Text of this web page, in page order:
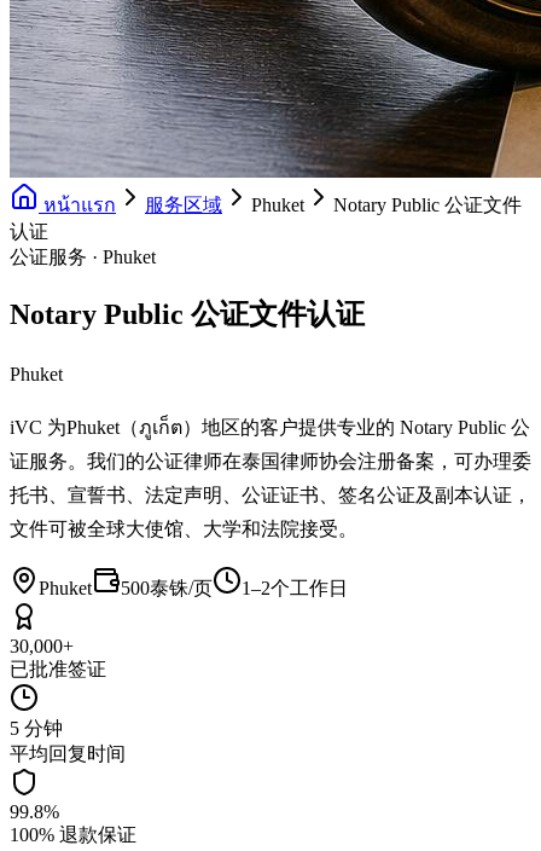
หน้าแรก 服务区域 Phuket
Notary Public 公证文件
认证
公证服务 · Phuket
Notary Public 公证文件认证
Phuket
iVC 为Phuket（ภูเก็ต）地区的客户提供专业的 Notary Public 公
证服务。我们的公证律师在泰国律师协会注册备案，可办理委
托书、宣誓书、法定声明、公证证书、签名公证及副本认证，
文件可被全球大使馆、大学和法院接受。
Phuket 500泰铢/页 1–2个工作日
30,000+
已批准签证
5 分钟
平均回复时间
99.8%
100% 退款保证